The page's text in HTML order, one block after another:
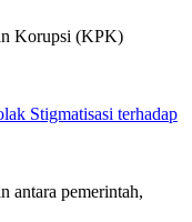
Korupsi (KPK)
Stigmatisasi terhadap
antara pemerintah,